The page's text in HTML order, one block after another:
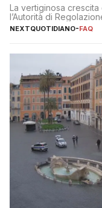
La vertiginosa crescita
l’Autorità di
NEXTQUOTIDIANO-FAQ